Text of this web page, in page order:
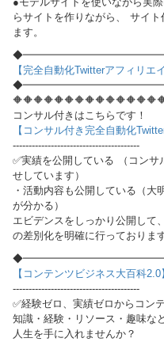
らサイトを作りながら、 サイ
ます。
【完全自動化Twitterアフィリエ
コンサル付きはこちらです！
【コンサル付き完全自動化
----------------------------------------
✅実績を公開している （コン
せしています）
・活動内容も公開している（大
が分かる）
エビデンスをしっかり公開して
の差別化を明確に行っております
【コンテンツビジネス大百科
----------------------------------------
✅経験ゼロ、実績ゼロからコン
知識・経験・リソース・趣味な
人生を手に入れませんか？